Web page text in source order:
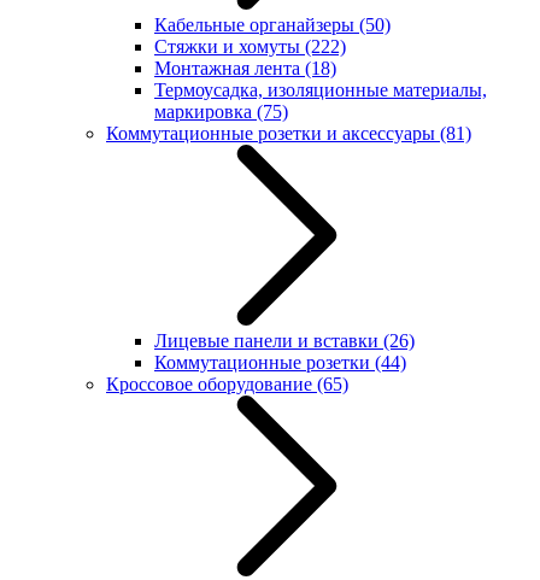
Кабельные органайзеры (50)
Стяжки и хомуты (222)
Монтажная лента (18)
Термоусадка, изоляционные материалы,
маркировка (75)
Коммутационные розетки и аксессуары (81)
Лицевые панели и вставки (26)
Коммутационные розетки (44)
Кроссовое оборудование (65)